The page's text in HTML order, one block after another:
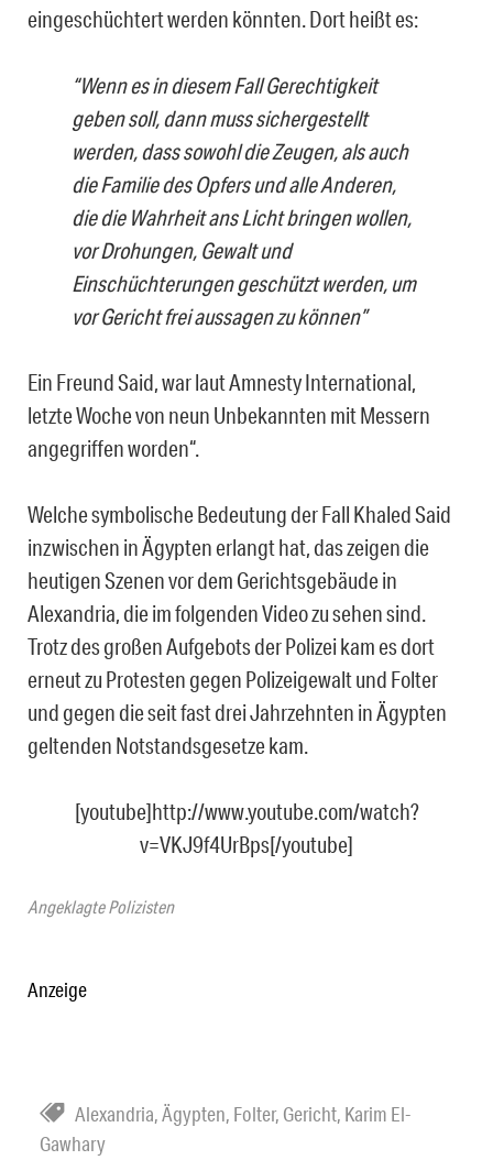
Angeklagte Polizisten
eingeschüchtert werden könnten. Dort heißt es:
“Wenn es in diesem Fall Gerechtigkeit
geben soll, dann muss sichergestellt
werden, dass sowohl die Zeugen, als auch
die Familie des Opfers und alle Anderen,
die die Wahrheit ans Licht bringen wollen,
vor Drohungen, Gewalt und
Einschüchterungen geschützt werden, um
vor Gericht frei aussagen zu können”
Ein Freund Said, war laut Amnesty International,
letzte Woche von neun Unbekannten mit Messern
angegriffen worden“.
Welche symbolische Bedeutung der Fall Khaled Said
inzwischen in Ägypten erlangt hat, das zeigen die
heutigen Szenen vor dem Gerichtsgebäude in
Alexandria, die im folgenden Video zu sehen sind.
Trotz des großen Aufgebots der Polizei kam es dort
erneut zu Protesten gegen Polizeigewalt und Folter
und gegen die seit fast drei Jahrzehnten in Ägypten
geltenden Notstandsgesetze kam.
[youtube]http://www.youtube.com/watch?
v=VKJ9f4UrBps[/youtube]
Anzeige
Alexandria,Ägypten, Folter, Gericht, Karim El-
Gawhary